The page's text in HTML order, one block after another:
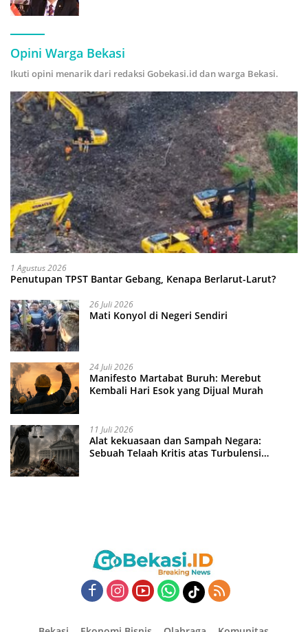
Opini Warga Bekasi
Ikuti opini menarik dari redaksi Gobekasi.id dan warga Bekasi.
1 Agustus 2026
Penutupan TPST Bantar Gebang, Kenapa Berlarut-Larut?
26 Juli 2026
Mati Konyol di Negeri Sendiri
24 Juli 2026
Manifesto Martabat Buruh: Merebut
Kembali Hari Esok yang Dijual Murah
11 Juli 2026
Alat kekuasaan dan Sampah Negara:
Sebuah Telaah Kritis atas Turbulensi